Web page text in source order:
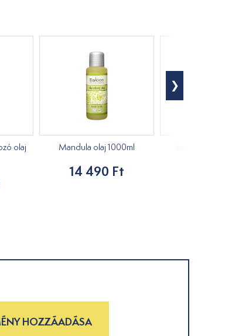
olaj
Mandula olaj 1000ml
14 490 Ft
HOZZÁADÁSA